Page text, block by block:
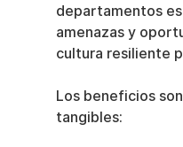
departamentos
amenazas y
cultura resiliente
Los beneficios
tangibles: